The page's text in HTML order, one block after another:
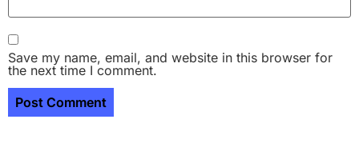
Save my name, email, and website in this browser for
the next time I comment.